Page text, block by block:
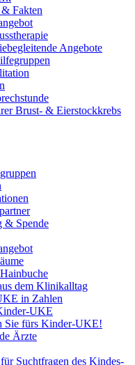
Fakten
Angebote
Brust- & Eierstockkrebs
& Spende
dem Klinikalltag
in Zahlen
UKE
Sie fürs Kinder-UKE!
Ärzte
Suchtfragen des Kindes-